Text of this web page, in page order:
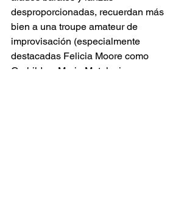
desproporcionadas, recuerdan más
bien a una troupe amateur de
improvisación (especialmente
destacadas Felicia Moore como
Gerhilde y Maria Motolygina como